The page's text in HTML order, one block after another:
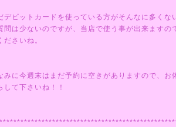
デビットカードを使っている方がそんなに多く
問は少ないのですが、当店で使う事が出来ますの
ださいね。
みに今週末はまだ予約に空きがありますので、
して下さいね！！